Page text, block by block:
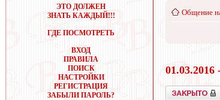
ЭТО ДОЛЖЕН
ЗНАТЬ КАЖДЫЙ!!!
ГДЕ ПОСМОТРЕТЬ
ВХОД
ПРАВИЛА
ПОИСК
НАСТРОЙКИ
РЕГИСТРАЦИЯ
ЗАБЫЛИ ПАРОЛЬ?
Общение
01.03.2016
Закрыто